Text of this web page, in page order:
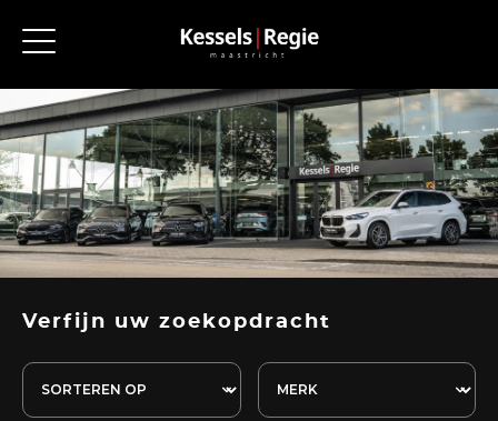
Verfijn uw zoekopdracht